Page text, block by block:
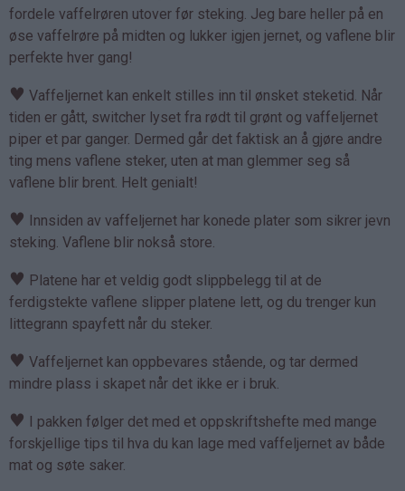
fordele vaffelrøren utover før steking. Jeg bare heller på en
øse vaffelrøre på midten og lukker igjen jernet, og vaflene blir
perfekte hver gang!
♥ Vaffeljernet kan enkelt stilles inn til ønsket steketid. Når
tiden er gått, switcher lyset fra rødt til grønt og vaffeljernet
piper et par ganger. Dermed går det faktisk an å gjøre andre
ting mens vaflene steker, uten at man glemmer seg så
vaflene blir brent. Helt genialt!
♥ Innsiden av vaffeljernet har konede plater som sikrer jevn
steking. Vaflene blir nokså store.
♥ Platene har et veldig godt slippbelegg til at de
ferdigstekte vaflene slipper platene lett, og du trenger kun
littegrann spayfett når du steker.
♥ Vaffeljernet kan oppbevares stående, og tar dermed
mindre plass i skapet når det ikke er i bruk.
♥ I pakken følger det med et oppskriftshefte med mange
forskjellige tips til hva du kan lage med vaffeljernet av både
mat og søte saker.